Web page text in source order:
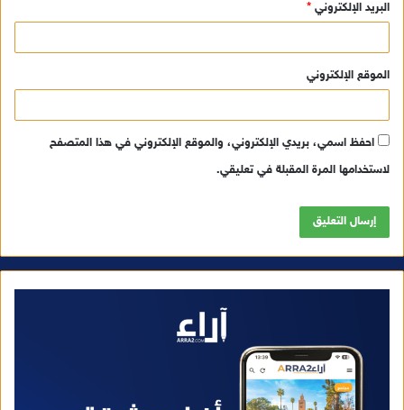
البريد الإلكتروني *
الموقع الإلكتروني
احفظ اسمي، بريدي الإلكتروني، والموقع الإلكتروني في هذا المتصفح
لاستخدامها المرة المقبلة في تعليقي.